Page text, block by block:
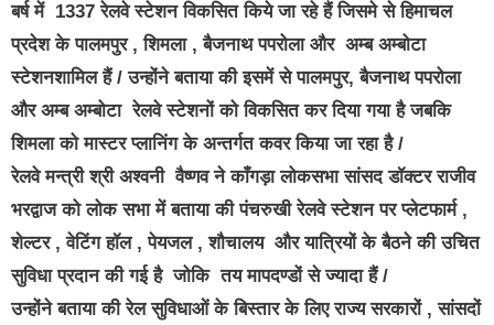
बर्ष में 1337 रेलवे स्टेशन विकसित किये जा रहे हैं जिसमे से हिमाचल
प्रदेश के पालमपुर , शिमला , बैजनाथ पपरोला और अम्ब अम्बोटा
स्टेशनशामिल हैं / उन्होंने बताया की इसमें से पालमपुर, बैजनाथ पपरोला
और अम्ब अम्बोटा रेलवे स्टेशनों को विकसित कर दिया गया है जबकि
शिमला को मास्टर प्लानिंग के अन्तर्गत कवर किया जा रहा है /
रेलवे मन्त्री श्री अश्वनी वैष्णव ने काँगड़ा लोकसभा सांसद डॉक्टर राजीव
भरद्वाज को लोक सभा में बताया की पंचरुखी रेलवे स्टेशन पर प्लेटफार्म ,
शेल्टर , वेटिंग हॉल , पेयजल , शौचालय और यात्रियों के बैठने की उचित
सुविधा प्रदान की गई है जोकि तय मापदण्डों से ज्यादा हैं /
उन्होंने बताया की रेल सुविधाओं के बिस्तार के लिए राज्य सरकारों , सांसदों